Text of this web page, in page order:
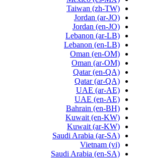
Taiwan (zh-TW)
Jordan (ar-JO)
Jordan (en-JO)
Lebanon (ar-LB)
Lebanon (en-LB)
Oman (en-OM)
Oman (ar-OM)
Qatar (en-QA)
Qatar (ar-QA)
UAE (ar-AE)
UAE (en-AE)
Bahrain (en-BH)
Kuwait (en-KW)
Kuwait (ar-KW)
Saudi Arabia (ar-SA)
Vietnam (vi)
Saudi Arabia (en-SA)